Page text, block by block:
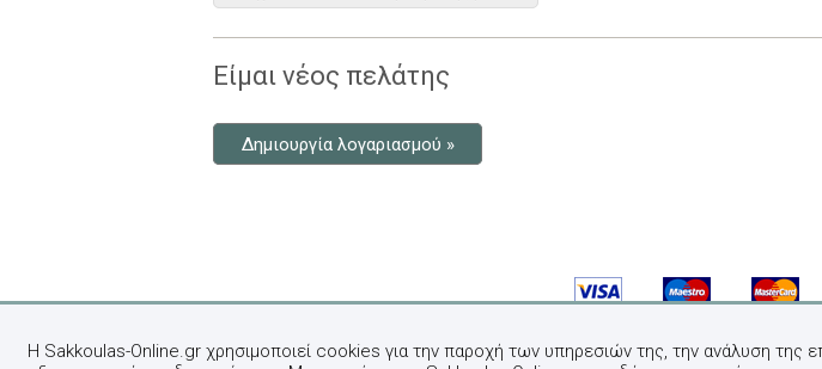
Είμαι νέος πελάτης
Δημιουργία λογαριασμού »
Η Sakkoulas-Online.gr χρησιμοποιεί cookies για την παροχή των υπηρεσιών της, την ανάλυση της